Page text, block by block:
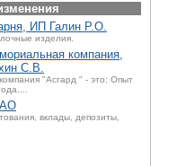
ИП Галин Р.О.
изделия.
компания,
С.В.
"Асгард " - это: Опыт
вклады, депозиты,